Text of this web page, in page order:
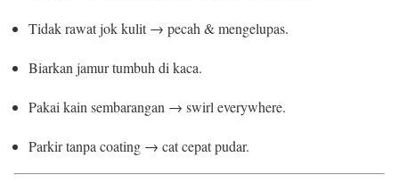
Tidak rawat jok kulit → pecah & mengelupas.
Biarkan jamur tumbuh di kaca.
Pakai kain sembarangan → swirl everywhere.
Parkir tanpa coating → cat cepat pudar.